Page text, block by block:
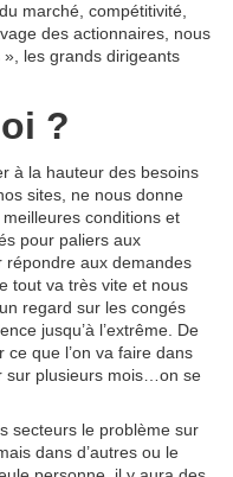
marché, compétitivité,
des actionnaires, nous
les grands dirigeants
?
à la hauteur des besoins
sites, ne nous donne
conditions et
pour paliers aux
répondre aux demandes
tout va très vite et nous
regard sur les congés
jusqu’à l’extrême. De
que l’on va faire dans
sur plusieurs mois…on se
secteurs le problème sur
dans d’autres ou le